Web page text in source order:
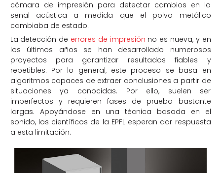
cámara de impresión para detectar cambios en la
señal acústica a medida que el polvo metálico
cambiaba de estado.
La detección de errores de impresión no es nueva, y en
los últimos años se han desarrollado numerosos
proyectos para garantizar resultados fiables y
repetibles. Por lo general, este proceso se basa en
algoritmos capaces de extraer conclusiones a partir de
situaciones ya conocidas. Por ello, suelen ser
imperfectos y requieren fases de prueba bastante
largas. Apoyándose en una técnica basada en el
sonido, los científicos de la EPFL esperan dar respuesta
a esta limitación.